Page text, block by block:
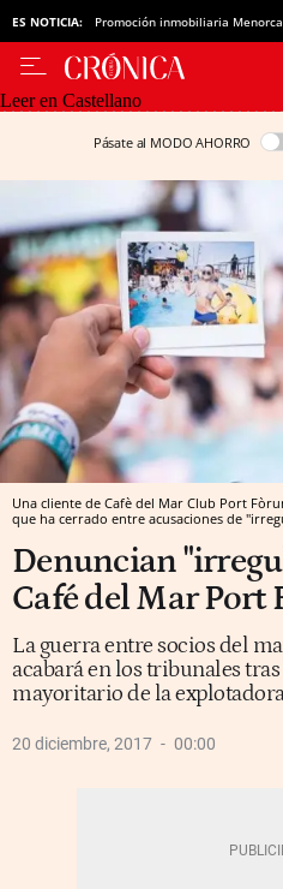
ES NOTICIA: Promoción inmobiliaria Menorca
Leer en Castellano
Pásate al MODO AHORRO
Una cliente de Cafè del Mar Club Port
que ha cerrado entre acusaciones de
Denuncian
Café del Mar Port
La guerra entre socios del
acabará en los tribunales
mayoritario de la
20 diciembre, 2017 00:00